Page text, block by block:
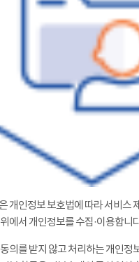
개인정보 보호법에 따라 서비스
에서 개인정보를 수집·이용합니
의를 받지 않고 처리하는 개인정